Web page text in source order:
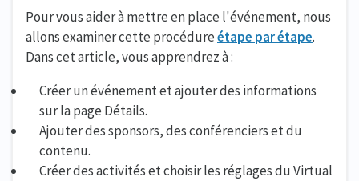
Pour vous aider à mettre en place l'événement, nous
allons examiner cette procédureétape par étape.
Dans cet article, vous apprendrez à :
Créer un événement et ajouter des informations
sur la page Détails.
Ajouter des sponsors, des conférenciers et du
contenu.
Créer des activités et choisir les réglages du Virtual